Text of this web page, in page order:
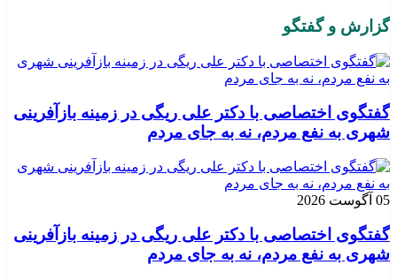
گزارش و گفتگو
گفتگوی اختصاصی با دکتر علی ریگی در زمینه بازآفرینی
شهری به نفع مردم، نه به جای مردم
05 آگوست 2026
گفتگوی اختصاصی با دکتر علی ریگی در زمینه بازآفرینی
شهری به نفع مردم، نه به جای مردم